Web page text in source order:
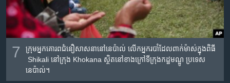
7
ក្រុម​អ្នក​គោរព​ជំនឿ​សាសនានៅ​​នេប៉ាល់ លើក​អ្នក​របាំ​ដែល​​ពាក់​ម៉ាស់​ក្នុង​ពិធី​
Shikali នៅ​ក្រុង Khokana ស្ថិត​នៅ​ខាង​ក្រៅ​ទីក្រុង​កដ្ឋមណ្ឌូ ប្រទេស​
នេប៉ាល់។